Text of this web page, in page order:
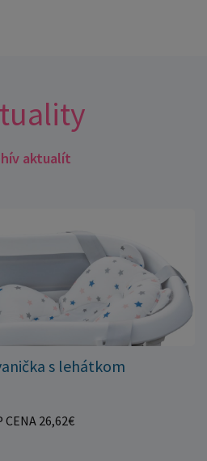
aktualít
s lehátkom
CENA 26,62€